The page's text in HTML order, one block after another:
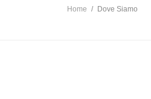
Home / Dove Siamo